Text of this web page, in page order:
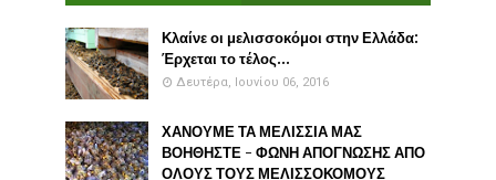
Κλαίνε οι μελισσοκόμοι στην Ελλάδα:
Έρχεται το τέλος...
Δευτέρα, Ιουνίου 06, 2016
ΧΑΝΟΥΜΕ ΤΑ ΜΕΛΙΣΣΙΑ ΜΑΣ
ΒΟΗΘΗΣΤΕ - ΦΩΝΗ ΑΠΟΓΝΩΣΗΣ ΑΠΟ
ΟΛΟΥΣ ΤΟΥΣ ΜΕΛΙΣΣΟΚΟΜΟΥΣ